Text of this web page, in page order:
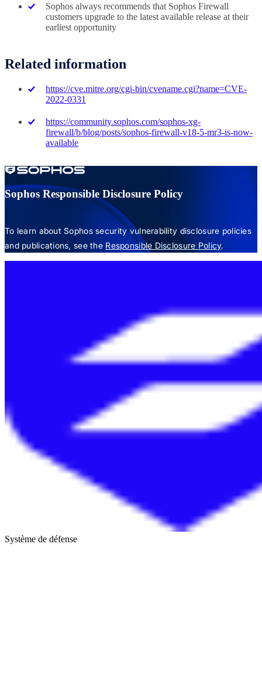
Sophos always recommends that Sophos Firewall
customers upgrade to the latest available release at their
earliest opportunity
Related information
https://cve.mitre.org/cgi-bin/cvename.cgi?name=CVE-
2022-0331
https://community.sophos.com/sophos-xg-
firewall/b/blog/posts/sophos-firewall-v18-5-mr3-is-now-
available
Sophos Responsible Disclosure Policy
To learn about Sophos security vulnerability disclosure policies
and publications, see the Responsible Disclosure Policy.
Système de défense